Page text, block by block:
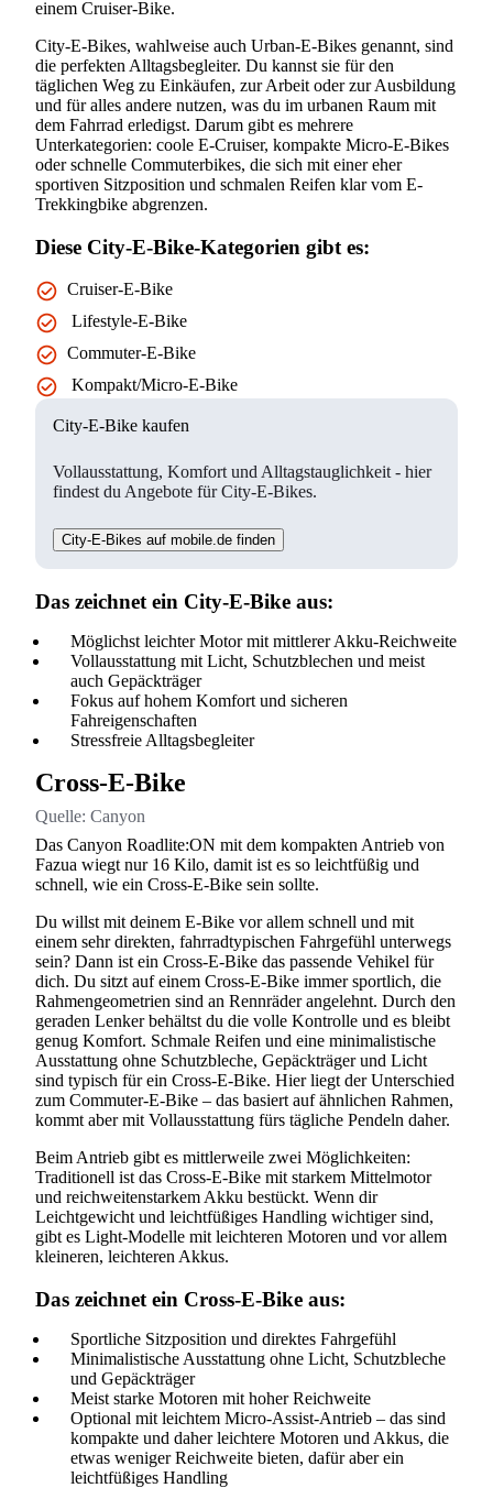
einem Cruiser-Bike.
City-E-Bikes, wahlweise auch Urban-E-Bikes genannt, sind
die perfekten Alltagsbegleiter. Du kannst sie für den
täglichen Weg zu Einkäufen, zur Arbeit oder zur Ausbildung
und für alles andere nutzen, was du im urbanen Raum mit
dem Fahrrad erledigst. Darum gibt es mehrere
Unterkategorien: coole E-Cruiser, kompakte Micro-E-Bikes
oder schnelle Commuterbikes, die sich mit einer eher
sportiven Sitzposition und schmalen Reifen klar vom E-
Trekkingbike abgrenzen.
Diese City-E-Bike-Kategorien gibt es:
Cruiser-E-Bike
Lifestyle-E-Bike
Commuter-E-Bike
Kompakt/Micro-E-Bike
City-E-Bike kaufen
Vollausstattung, Komfort und Alltagstauglichkeit - hier
findest du Angebote für City-E-Bikes.
City-E-Bikes auf mobile.de finden
Das zeichnet ein City-E-Bike aus:
Möglichst leichter Motor mit mittlerer Akku-Reichweite
Vollausstattung mit Licht, Schutzblechen und meist
auch Gepäckträger
Fokus auf hohem Komfort und sicheren
Fahreigenschaften
Stressfreie Alltagsbegleiter
Cross-E-Bike
Quelle: Canyon
Das Canyon Roadlite:ON mit dem kompakten Antrieb von
Fazua wiegt nur 16 Kilo, damit ist es so leichtfüßig und
schnell, wie ein Cross-E-Bike sein sollte.
Du willst mit deinem E-Bike vor allem schnell und mit
einem sehr direkten, fahrradtypischen Fahrgefühl unterwegs
sein? Dann ist ein Cross-E-Bike das passende Vehikel für
dich. Du sitzt auf einem Cross-E-Bike immer sportlich, die
Rahmengeometrien sind an Rennräder angelehnt. Durch den
geraden Lenker behältst du die volle Kontrolle und es bleibt
genug Komfort. Schmale Reifen und eine minimalistische
Ausstattung ohne Schutzbleche, Gepäckträger und Licht
sind typisch für ein Cross-E-Bike. Hier liegt der Unterschied
zum Commuter-E-Bike – das basiert auf ähnlichen Rahmen,
kommt aber mit Vollausstattung fürs tägliche Pendeln daher.
Beim Antrieb gibt es mittlerweile zwei Möglichkeiten:
Traditionell ist das Cross-E-Bike mit starkem Mittelmotor
und reichweitenstarkem Akku bestückt. Wenn dir
Leichtgewicht und leichtfüßiges Handling wichtiger sind,
gibt es Light-Modelle mit leichteren Motoren und vor allem
kleineren, leichteren Akkus.
Das zeichnet ein Cross-E-Bike aus:
Sportliche Sitzposition und direktes Fahrgefühl
Minimalistische Ausstattung ohne Licht, Schutzbleche
und Gepäckträger
Meist starke Motoren mit hoher Reichweite
Optional mit leichtem Micro-Assist-Antrieb – das sind
kompakte und daher leichtere Motoren und Akkus, die
etwas weniger Reichweite bieten, dafür aber ein
leichtfüßiges Handling